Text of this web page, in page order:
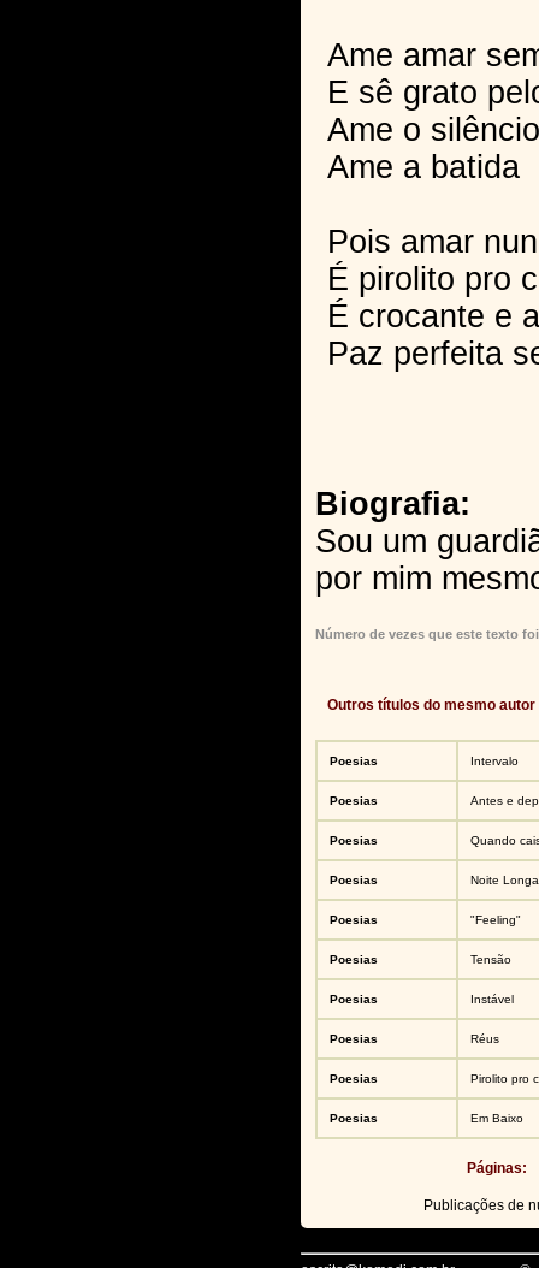
Ame amar
E sê grato
Ame o
Ame a batida
Pois amar
É pirolito pro
É crocante e
Paz perfeita
Biografia:
Sou um
por mim
Número de vezes que este texto
Outros títulos do mesmo autor
Poesias Intervalo
Poesias Antes e
Poesias Quando
Poesias Noite Longa
Poesias "Feeling"
Poesias Tensão
Poesias Instável
Poesias Réus
Poesias Pirolito pro
Poesias Em Baixo
Páginas:
Publicações de